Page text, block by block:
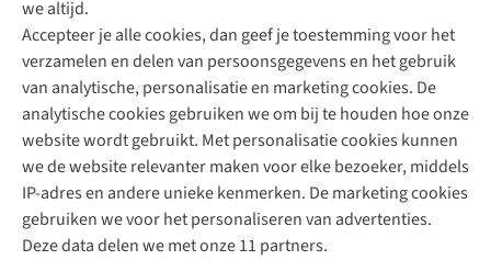
we altijd.
Accepteer je alle cookies, dan geef je toestemming voor het
verzamelen en delen van persoonsgegevens en het gebruik
van analytische, personalisatie en marketing cookies. De
analytische cookies gebruiken we om bij te houden hoe onze
website wordt gebruikt. Met personalisatie cookies kunnen
we de website relevanter maken voor elke bezoeker, middels
IP-adres en andere unieke kenmerken. De marketing cookies
gebruiken we voor het personaliseren van advertenties.
Deze data delen we met onze 11 partners.
+31 (0)85 888 50 88
+31 6 12 28 49 80
Contactformulier